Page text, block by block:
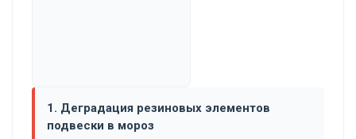
1. Деградация резиновых элементов
подвески в мороз